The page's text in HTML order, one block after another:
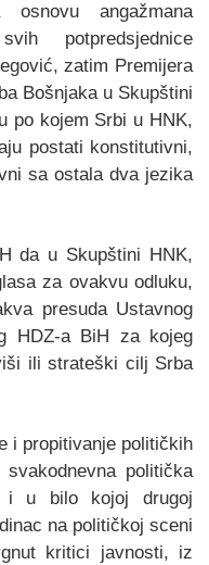
angažmana
potpredsjednice
zatim Premijera
Bošnjaka u Skupštini
po kojem Srbi u HNK,
postati konstitutivni,
sa ostala dva jezika
da u Skupštini HNK,
za ovakvu odluku,
presuda Ustavnog
HDZ-a BiH za kojeg
ili strateški cilj Srba
i propitivanje političkih
politička
i u bilo kojoj drugoj
na političkoj sceni
kritici javnosti, iz